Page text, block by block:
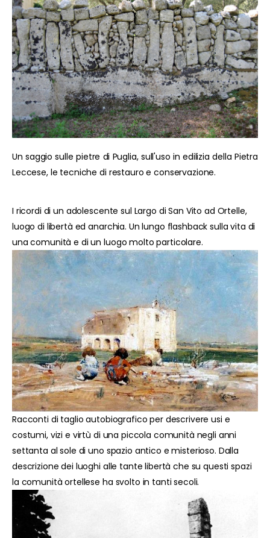
Un saggio sulle pietre di Puglia, sull'uso in edilizia della Pietra
Leccese, le tecniche di restauro e conservazione.
I ricordi di un adolescente sul Largo di San Vito ad Ortelle,
luogo di libertà ed anarchia. Un lungo flashback sulla vita di
una comunità e di un luogo molto particolare.
Racconti di taglio autobiografico per descrivere usi e
costumi, vizi e virtù di una piccola comunità negli anni
settanta al sole di uno spazio antico e misterioso. Dalla
descrizione dei luoghi alle tante libertà che su questi spazi
la comunità ortellese ha svolto in tanti secoli.